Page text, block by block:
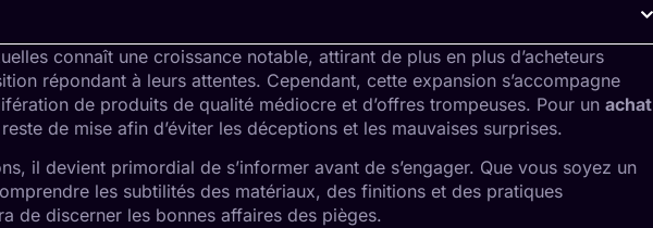
connaît une croissance notable, attirant de plus en plus d’acheteurs
répondant à leurs attentes. Cependant, cette expansion s’accompagne
de produits de qualité médiocre et d’offres trompeuses. Pour un achat
de mise afin d’éviter les déceptions et les mauvaises surprises.
il devient primordial de s’informer avant de s’engager. Que vous soyez un
les subtilités des matériaux, des finitions et des pratiques
de discerner les bonnes affaires des pièges.